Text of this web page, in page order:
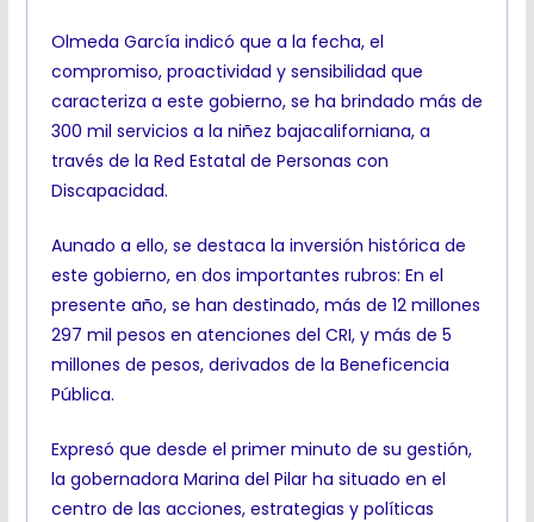
Olmeda García indicó que a la fecha, el
compromiso, proactividad y sensibilidad que
caracteriza a este gobierno, se ha brindado más de
300 mil servicios a la niñez bajacaliforniana, a
través de la Red Estatal de Personas con
Discapacidad.
Aunado a ello, se destaca la inversión histórica de
este gobierno, en dos importantes rubros: En el
presente año, se han destinado, más de 12 millones
297 mil pesos en atenciones del CRI, y más de 5
millones de pesos, derivados de la Beneficencia
Pública.
Expresó que desde el primer minuto de su gestión,
la gobernadora Marina del Pilar ha situado en el
centro de las acciones, estrategias y políticas